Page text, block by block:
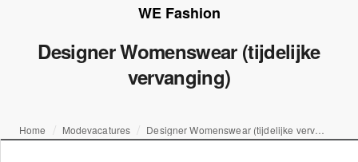
WE Fashion
Designer Womenswear (tijdelijke
vervanging)
Home Modevacatures